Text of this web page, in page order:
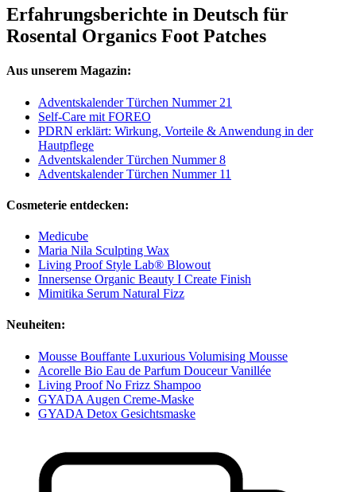
Erfahrungsberichte in Deutsch für
Rosental Organics Foot Patches
Aus unserem Magazin:
Adventskalender Türchen Nummer 21
Self-Care mit FOREO
PDRN erklärt: Wirkung, Vorteile & Anwendung in der
Hautpflege
Adventskalender Türchen Nummer 8
Adventskalender Türchen Nummer 11
Cosmeterie entdecken:
Medicube
Maria Nila Sculpting Wax
Living Proof Style Lab® Blowout
Innersense Organic Beauty I Create Finish
Mimitika Serum Natural Fizz
Neuheiten:
Mousse Bouffante Luxurious Volumising Mousse
Acorelle Bio Eau de Parfum Douceur Vanillée
Living Proof No Frizz Shampoo
GYADA Augen Creme-Maske
GYADA Detox Gesichtsmaske